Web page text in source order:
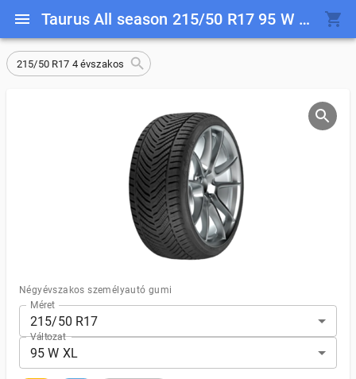
Taurus All season 215/50 R17 95 W XL
215/50 R17 4 évszakos
Négyévszakos személyautó gumi
Méret
215/50 R17
Változat
95 W XL